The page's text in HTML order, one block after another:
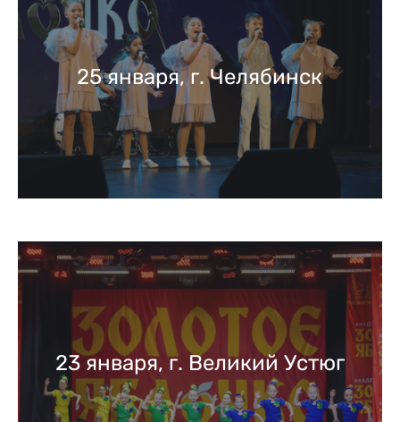
25 января, г. Челябинск
23 января, г. Великий Устюг